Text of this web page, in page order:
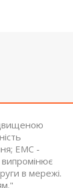
EMC -
випромінює
в мережі.